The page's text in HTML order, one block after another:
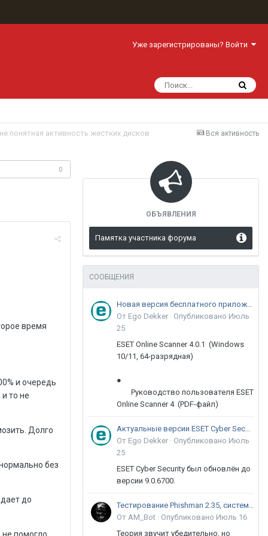
Уже зарегистрированы? Войти
Вся активность
не понятная активность жестких дисков
0
время
и очередь
то не
Долго
без
до
ОБЪЯВЛЕНИЯ
Памятка участника форума
СООБЩЕНИЯ
Новая версия бесплатного приложения ESET Online Scanner доступна пользователям
От Ego Dekker · Опубликовано Июль
25
ESET Online Scanner 4.0.1 (Windows
10/11, 64-разрядная)
●
Руководство пользователя ESET
Online Scanner 4 (PDF-файл)
Актуальные версии ESET Cyber Security 9
От Ego Dekker · Опубликовано Июль
25
ESET Cyber Security был обновлён до
версии 9.0.6700.
Тестирование Phishman 2.35, системы повышения осведомлённости пользователей в сфере ИБ
От AM_Bot · Опубликовано Июль 16
Теория звучит убедительно, но